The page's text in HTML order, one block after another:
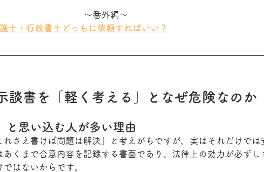
～番外編～
・行政書士どっちに依頼すればいい？
談書を「軽く考える」となぜ危険なのか
と思い込む人が多い理由
れさえ書けば問題は解決」と考えがちですが、実はそれだけでは
あくまで合意内容を記録する書面であり、法律上の効力が必ずし
はないからです。